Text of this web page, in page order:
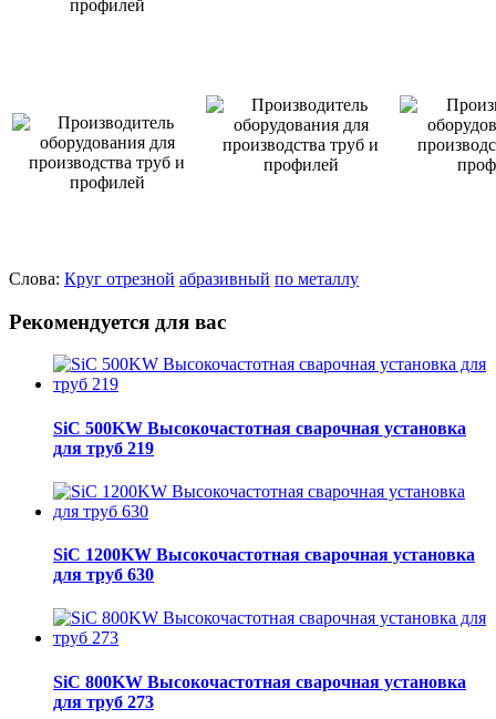
Слова: Круг отрезной абразивный по металлу
Рекомендуется для вас
SiC 500KW Высокочастотная сварочная установка
для труб 219
SiC 1200KW Высокочастотная сварочная установка
для труб 630
SiC 800KW Высокочастотная сварочная установка
для труб 273